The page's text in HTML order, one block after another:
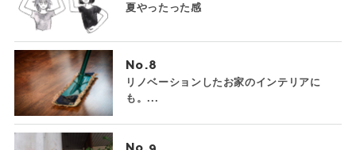
夏やったった感
No.
リノベーションしたお家のインテリアに
も。...